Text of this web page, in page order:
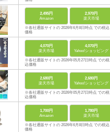
2,495円
Amazon
2,970円
楽天市場
※各社通販サイトの 2026年6月8日時点 での税込
価格
4,070円
楽天市場
4,070円
Yahoo!ショッピング
※各社通販サイトの 2026年05月27日時点 での税
込価格
2,680円
楽天市場
2,680円
Yahoo!ショッピング
※各社通販サイトの 2026年05月27日時点 での税
込価格
1,700円
Amazon
1,780円
楽天市場
※各社通販サイトの 2026年6月8日時点 での税込
価格